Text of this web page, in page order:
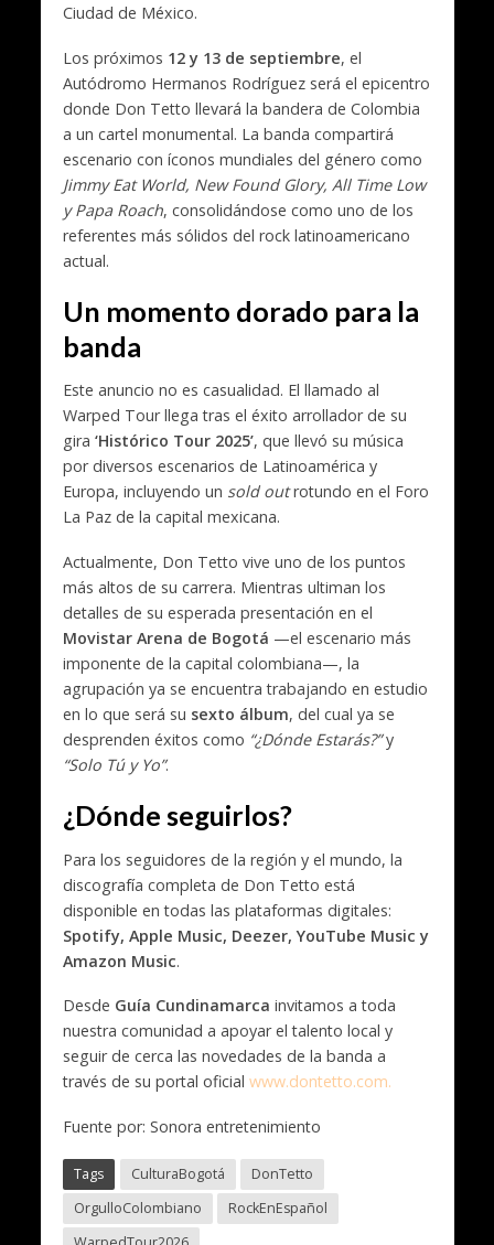
Ciudad de México.
Los próximos 12 y 13 de septiembre, el
Autódromo Hermanos Rodríguez será el epicentro
donde Don Tetto llevará la bandera de Colombia
a un cartel monumental. La banda compartirá
escenario con íconos mundiales del género como
Jimmy Eat World, New Found Glory, All Time Low
y Papa Roach, consolidándose como uno de los
referentes más sólidos del rock latinoamericano
actual.
Un momento dorado para la
banda
Este anuncio no es casualidad. El llamado al
Warped Tour llega tras el éxito arrollador de su
gira ‘Histórico Tour 2025’, que llevó su música
por diversos escenarios de Latinoamérica y
Europa, incluyendo un sold outrotundo en el Foro
La Paz de la capital mexicana.
Actualmente, Don Tetto vive uno de los puntos
más altos de su carrera. Mientras ultiman los
detalles de su esperada presentación en el
Movistar Arena de Bogotá —el escenario más
imponente de la capital colombiana—, la
agrupación ya se encuentra trabajando en estudio
en lo que será su sexto álbum, del cual ya se
desprenden éxitos como “¿Dónde Estarás?”y
“Solo Tú y Yo”.
¿Dónde seguirlos?
Para los seguidores de la región y el mundo, la
discografía completa de Don Tetto está
disponible en todas las plataformas digitales:
Spotify, Apple Music, Deezer, YouTube Music y
Amazon Music.
Desde Guía Cundinamarca invitamos a toda
nuestra comunidad a apoyar el talento local y
seguir de cerca las novedades de la banda a
través de su portal oficial www.dontetto.com.
Fuente por: Sonora entretenimiento
Tags CulturaBogotá
DonTetto
OrgulloColombiano
RockEnEspañol